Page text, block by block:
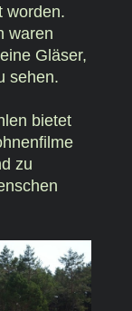
worden.
waren
Gläser,
sehen.
bietet
zu